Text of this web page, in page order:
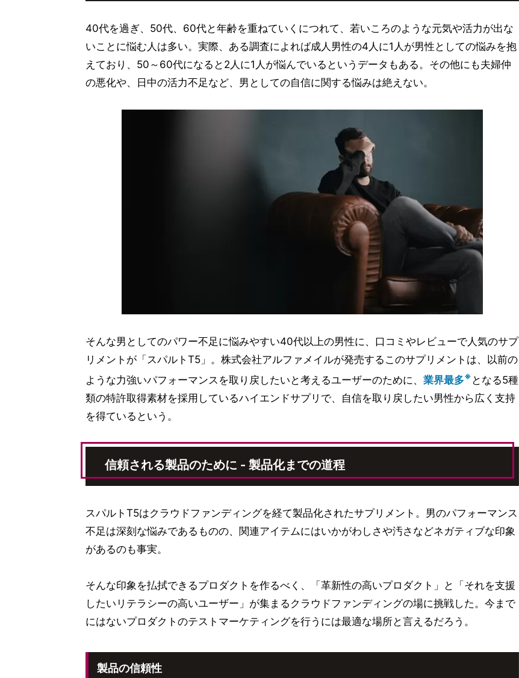
40代を過ぎ、50代、60代と年齢を重ねていくにつれて、若いころのような元気や活力が出な
いことに悩む人は多い。実際、ある調査によれば成人男性の4人に1人が男性としての悩みを抱
えており、50～60代になると2人に1人が悩んでいるというデータもある。その他にも夫婦仲
の悪化や、日中の活力不足など、男としての自信に関する悩みは絶えない。
そんな男としてのパワー不足に悩みやすい40代以上の男性に、口コミやレビューで人気のサプ
リメントが「スパルトT5」。株式会社アルファメイルが発売するこのサプリメントは、以前の
ような力強いパフォーマンスを取り戻したいと考えるユーザーのために、 業界最多※ となる5種
類の特許取得素材を採用しているハイエンドサプリで、自信を取り戻したい男性から広く支持
を得ているという。
信頼される製品のために - 製品化までの道程
スパルトT5はクラウドファンディングを経て製品化されたサプリメント。男のパフォーマンス
不足は深刻な悩みであるものの、関連アイテムにはいかがわしさや汚さなどネガティブな印象
があるのも事実。
そんな印象を払拭できるプロダクトを作るべく、「革新性の高いプロダクト」と「それを支援
したいリテラシーの高いユーザー」が集まるクラウドファンディングの場に挑戦した。今まで
にはないプロダクトのテストマーケティングを行うには最適な場所と言えるだろう。
製品の信頼性